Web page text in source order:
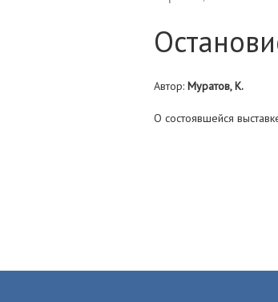
Автор: Муратов, К.
О состоявшейся